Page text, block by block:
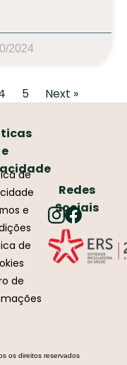
2024
5 Next »
e
de
e
de
de
Redes
Sociais
os direitos reservados